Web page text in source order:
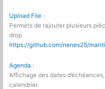
Upload File :
Permets de rajouter plusieurs
drop
https://github.com/nenes25/
Agenda :
Affichage des dates
calendrier.